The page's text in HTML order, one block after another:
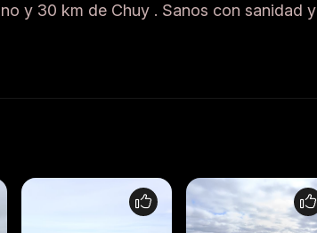
y 30 km de Chuy . Sanos con sanidad y